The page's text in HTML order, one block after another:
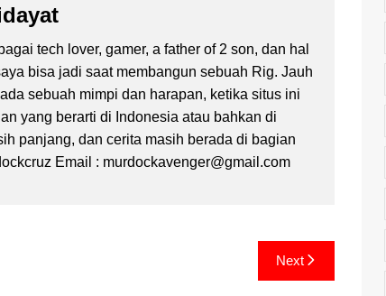
tech lover, gamer, a father of 2 son, dan hal
bisa jadi saat membangun sebuah Rig. Jauh
sebuah mimpi dan harapan, ketika situs ini
yang berarti di Indonesia atau bahkan di
panjang, dan cerita masih berada di bagian
Email : murdockavenger@gmail.com
Next